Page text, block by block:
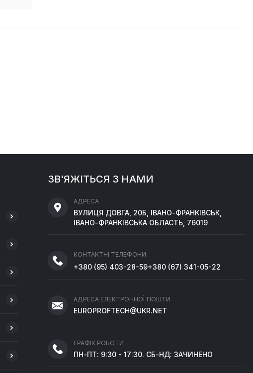
ЗВ'ЯЖІТЬСЯ З НАМИ
АДРЕСА
ВУЛИЦЯ ДОВГА, 20Б, ІВАНО-ФРАНКІВСЬК,
ІВАНО-ФРАНКІВСЬКА ОБЛАСТЬ, 76019
КОНТАКТНІ ТЕЛЕФОНИ
+380 (95) 403-28-59+380 (67) 341-05-22
АДРЕСА ЕЛЕКТРОННОЇ ПОШТИ
EUROPROFTECH@UKR.NET
ГРАФІК РОБОТИ
ПН-ПТ: 9:30 - 17:30. СБ-НД: ЗАЧИНЕНО